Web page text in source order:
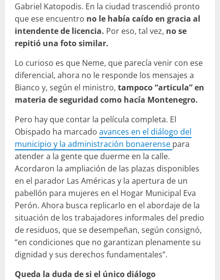
Gabriel Katopodis. En la ciudad trascendió pronto
que ese encuentro no le había caído en gracia al
intendente de licencia. Por eso, tal vez, no se
repitió una foto similar.
Lo curioso es que Neme, que parecía venir con ese
diferencial, ahora no le responde los mensajes a
Bianco y, según el ministro, tampoco “articula” en
materia de seguridad como hacía Montenegro.
Pero hay que contar la película completa. El
Obispado ha marcado avances en el diálogo del
municipio y la administración bonaerense para
atender a la gente que duerme en la calle.
Acordaron la ampliación de las plazas disponibles
en el parador Las Américas y la apertura de un
pabellón para mujeres en el Hogar Municipal Eva
Perón. Ahora busca replicarlo en el abordaje de la
situación de los trabajadores informales del predio
de residuos, que se desempeñan, según consignó,
“en condiciones que no garantizan plenamente su
dignidad y sus derechos fundamentales”.
Queda la duda de si el único diálogo